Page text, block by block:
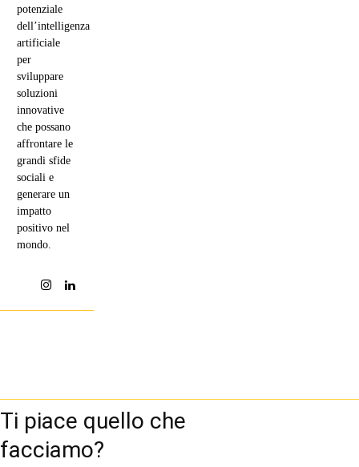
potenziale
dell’intelligenza
artificiale
per
sviluppare
soluzioni
innovative
che possano
affrontare le
grandi sfide
sociali e
generare un
impatto
positivo nel
mondo.
Ti piace quello che
facciamo?